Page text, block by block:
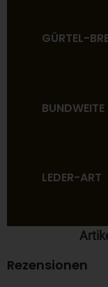
GÜRTEL-
BUNDWEITE
LEDER-ART
Rezensionen